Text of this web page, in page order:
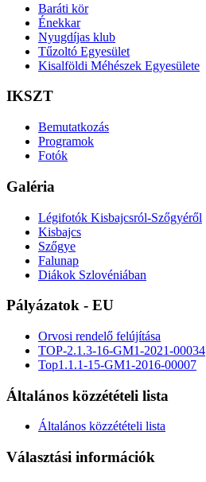
Baráti kör
Énekkar
Nyugdíjas klub
Tűzoltó Egyesület
Kisalföldi Méhészek Egyesülete
IKSZT
Bemutatkozás
Programok
Fotók
Galéria
Légifotók Kisbajcsról-Szőgyéről
Kisbajcs
Szőgye
Falunap
Diákok Szlovéniában
Pályázatok - EU
Orvosi rendelő felújítása
TOP-2.1.3-16-GM1-2021-00034
Top1.1.1-15-GM1-2016-00007
Általános közzétételi lista
Általános közzétételi lista
Választási információk